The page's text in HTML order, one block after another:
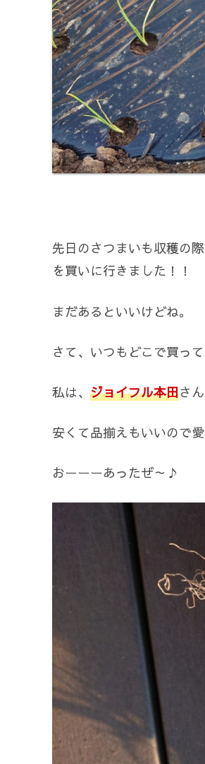
先日のさつまいも収穫の
を買いに行きました！！
まだあるといいけどね。
さて、いつもどこで買っ
私は、 ジョイフル本田さ
安くて品揃えもいいので
おーーーあったぜ～♪